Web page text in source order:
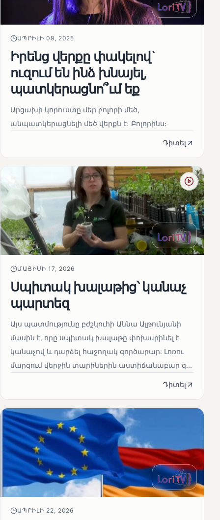
ԱՊՐԻԼԻ 09, 2025
Իրենց վերքը փակելով`
ուզում են ինձ խնայել,
պատկերացնո՞ւմ եք
Արցախի կորուստը մեր բոլորի մեծ,
անպատկերացնելի մեծ վերքն է։ Բոլորինս։
Դիտել
ՄԱՅԻՍԻ 17, 2026
Սպիտակ խալաթից՝ կանաչ
պարտեզ
Այս պատմությունը բժշկուհի Աննա Ալթունյանի
մասին է, որը սպիտակ խալաթը փոխարինել է
կանաչով և դարձել հաջողակ գործարար: Լոռու
մարզում վերջին տարիներին աստիճանաբար զ...
Դիտել
ԱՊՐԻԼԻ 22, 2026